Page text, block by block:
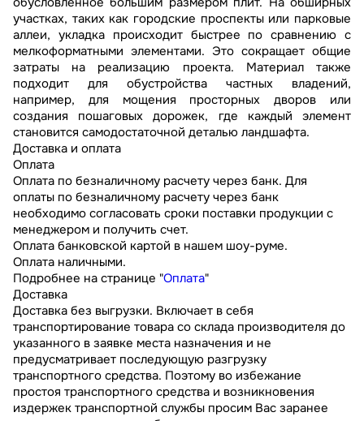
участках, таких как городские проспекты или парковые
аллеи, укладка происходит быстрее по сравнению с
мелкоформатными элементами. Это сокращает общие
затраты на реализацию проекта. Материал также
подходит для обустройства частных владений,
например, для мощения просторных дворов или
создания пошаговых дорожек, где каждый элемент
становится самодостаточной деталью ландшафта.
Доставка и оплата
Оплата
Оплата по безналичному расчету через банк. Для
оплаты по безналичному расчету через банк
необходимо согласовать сроки поставки продукции с
менеджером и получить счет.
Оплата банковской картой в нашем шоу-руме.
Оплата наличными.
Подробнее на странице "Оплата"
Доставка
Доставка без выгрузки. Включает в себя
транспортирование товара со склада производителя до
указанного в заявке места назначения и не
предусматривает последующую разгрузку
транспортного средства. Поэтому во избежание
простоя транспортного средства и возникновения
издержек транспортной службы просим Вас заранее